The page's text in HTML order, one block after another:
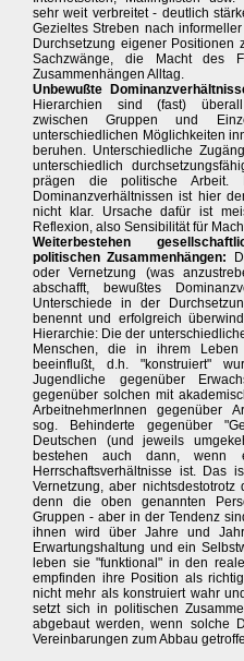
sehr weit verbreitet - deutlich
Gezieltes Streben nach
Durchsetzung eigener Positionen
Sachzwänge, die Macht des
Zusammenhängen Alltag.
Unbewußte
Hierarchien sind (fast) überall
zwischen Gruppen und
unterschiedlichen Möglichkeiten
beruhen. Unterschiedliche
unterschiedlich
prägen die politische Arbeit.
Dominanzverhältnissen ist hier
nicht klar. Ursache dafür ist
Reflexion, also Sensibilität für
Weiterbestehen
politischen Zusammenhängen:
oder Vernetzung (was
abschafft, bewußtes
Unterschiede in der
benennt und erfolgreich
Hierarchie: Die der
Menschen, die in ihrem
beeinflußt, d.h. "konstruiert"
Jugendliche gegenüber
gegenüber solchen mit
ArbeitnehmerInnen gegenüber
sog. Behinderte gegenüber
Deutschen (und jeweils
bestehen auch dann, wenn
Herrschaftsverhältnisse ist. Das
Vernetzung, aber
denn die oben genannten
Gruppen - aber in der Tendenz
ihnen wird über Jahre und
Erwartungshaltung und ein
leben sie "funktional" in den
empfinden ihre Position als
nicht mehr als konstruiert wahr
setzt sich in politischen
abgebaut werden, wenn solche
Vereinbarungen zum Abbau